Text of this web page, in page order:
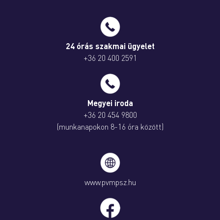
24 órás szakmai ügyelet
+36 20 400 2591
Megyei iroda
+36 20 454 9800
(munkanapokon 8-16 óra között)
www.pvmpsz.hu